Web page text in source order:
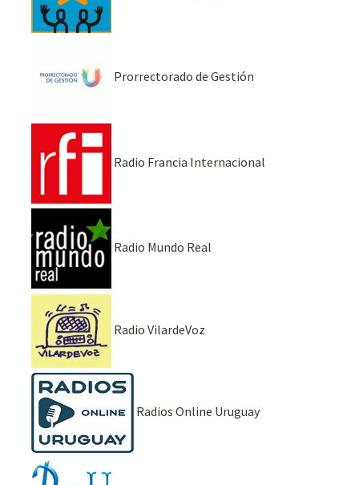
Prorrectorado de Gestión
Radio Francia Internacional
Radio Mundo Real
Radio VilardeVoz
Radios Online Uruguay